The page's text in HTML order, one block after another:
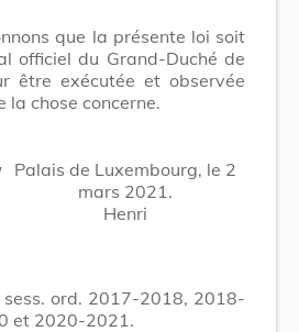
que la présente loi soit
officiel du Grand-Duché de
être exécutée et observée
la chose concerne.
Palais de Luxembourg, le 2
mars 2021.
Henri
sess. ord. 2017-2018, 2018-
et 2020-2021.